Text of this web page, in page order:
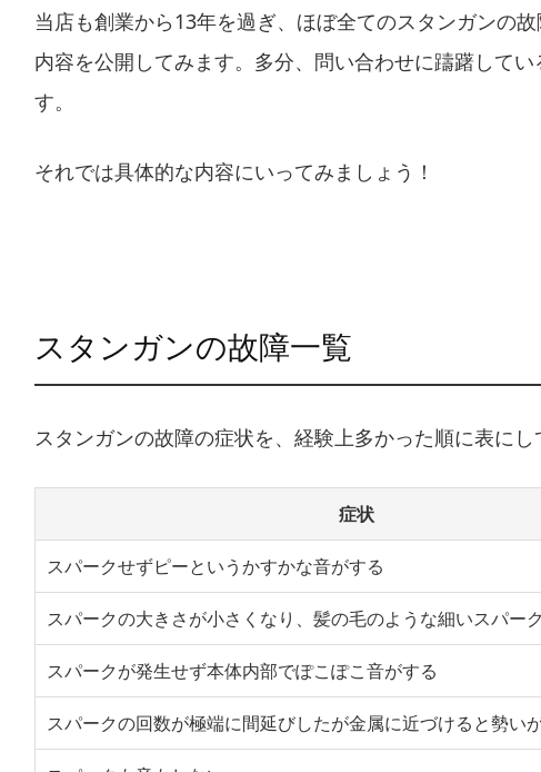
当店も創業から13年を過ぎ、ほぼ全てのスタンガンの
内容を公開してみます。多分、問い合わせに躊躇して
す。
それでは具体的な内容にいってみましょう！
スタンガンの故障一覧
スタンガンの故障の症状を、経験上多かった順に表にし
症状
スパークせずピーというかすかな音がする
スパークの大きさが小さくなり、髪の毛のような細いスパー
スパークが発生せず本体内部でぽこぽこ音がする
スパークの回数が極端に間延びしたが金属に近づけると勢い